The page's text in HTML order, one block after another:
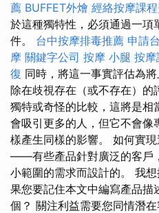
薦 BUFFET外燴 經絡按摩課
於這種獨特性，必須通過一項
件。 台中按摩排毒推薦 申請
摩 關鍵字公司 按摩 小腿 按摩
復 同時，將這一事實評估為
除在歧視存在（或不存在）
獨特或奇怪的比較，這將是
會吸引更多的人，但它不會像
樣產生同樣的影響。 如何實
——有些產品針對廣泛的客戶
小範圍的需求而設計的。 我
果您要記住本文中編寫產品描
個？ 關注利益需要您同情潛